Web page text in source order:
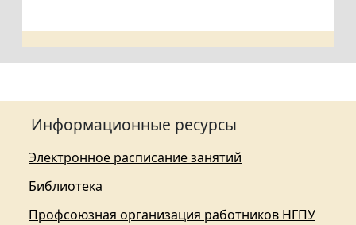
Информационные ресурсы
Электронное расписание занятий
Библиотека
Профсоюзная организация работников НГПУ